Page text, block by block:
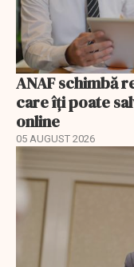
ANAF schimbă
care îți poate
online
05 AUGUST 2026